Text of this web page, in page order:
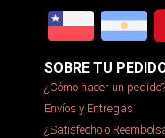
SOBRE TU
¿Cómo hacer un pedido?
Envíos y Entregas
¿Satisfecho o